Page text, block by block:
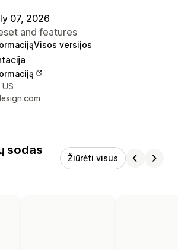
07, 2026
and features
Visos versijos
duomenys
sodas
Žiūrėti visus